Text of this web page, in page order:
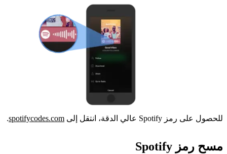
للحصول على رمز Spotify عالي الدقة، انتقل إلى spotifycodes.com
.
مسح رمز Spotify